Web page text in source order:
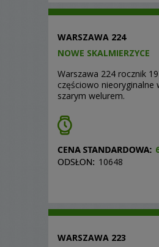
WARSZAWA 224
NOWE SKALMIERZYCE
Warszawa 224 rocznik
częściowo nieoryginalne
szarym welurem.
10648
WARSZAWA 223